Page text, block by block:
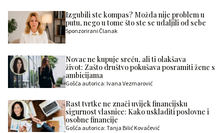
Izgubili ste kompas? Možda nije problem u
putu, nego u tome što ste se udaljili od sebe
Sponzorirani Članak
Novac ne kupuje sreću, ali ti olakšava
život: Zašto društvo pokušava posramiti žene s
ambicijama
Gošća autorica: Ivana Vezmarović
Rast tvrtke ne znači uvijek financijsku
sigurnost vlasnice: Kako uskladiti poslovne i
osobne financije
Gošća autorica: Tanja Bilić Kovačević